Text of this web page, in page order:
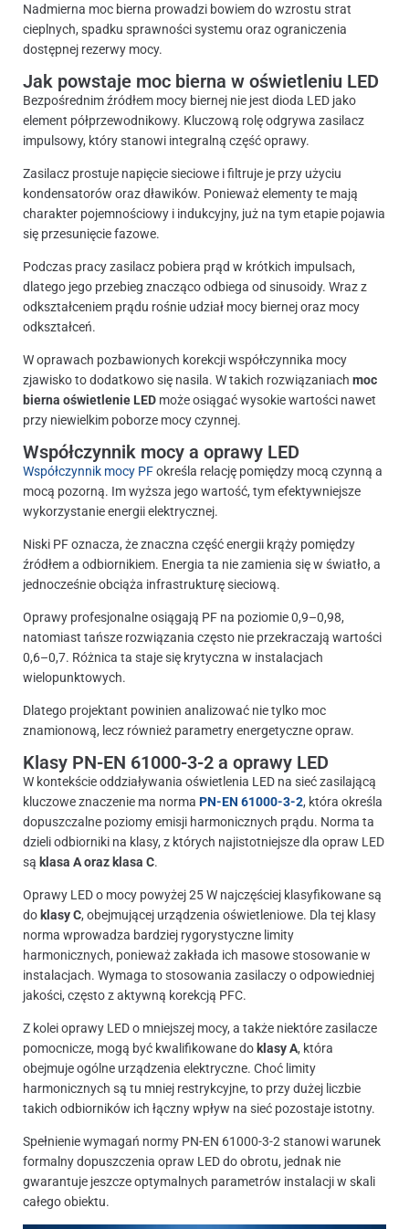
Nadmierna moc bierna prowadzi bowiem do wzrostu strat
cieplnych, spadku sprawności systemu oraz ograniczenia
dostępnej rezerwy mocy.
Jak powstaje moc bierna w oświetleniu LED
Bezpośrednim źródłem mocy biernej nie jest dioda LED jako
element półprzewodnikowy. Kluczową rolę odgrywa zasilacz
impulsowy, który stanowi integralną część oprawy.
Zasilacz prostuje napięcie sieciowe i filtruje je przy użyciu
kondensatorów oraz dławików. Ponieważ elementy te mają
charakter pojemnościowy i indukcyjny, już na tym etapie pojawia
się przesunięcie fazowe.
Podczas pracy zasilacz pobiera prąd w krótkich impulsach,
dlatego jego przebieg znacząco odbiega od sinusoidy. Wraz z
odkształceniem prądu rośnie udział mocy biernej oraz mocy
odkształceń.
W oprawach pozbawionych korekcji współczynnika mocy
zjawisko to dodatkowo się nasila. W takich rozwiązaniach moc
bierna oświetlenie LED może osiągać wysokie wartości nawet
przy niewielkim poborze mocy czynnej.
Współczynnik mocy a oprawy LED
Współczynnik mocy PFokreśla relację pomiędzy mocą czynną a
mocą pozorną. Im wyższa jego wartość, tym efektywniejsze
wykorzystanie energii elektrycznej.
Niski PF oznacza, że znaczna część energii krąży pomiędzy
źródłem a odbiornikiem. Energia ta nie zamienia się w światło, a
jednocześnie obciąża infrastrukturę sieciową.
Oprawy profesjonalne osiągają PF na poziomie 0,9–0,98,
natomiast tańsze rozwiązania często nie przekraczają wartości
0,6–0,7. Różnica ta staje się krytyczna w instalacjach
wielopunktowych.
Dlatego projektant powinien analizować nie tylko moc
znamionową, lecz również parametry energetyczne opraw.
Klasy PN-EN 61000-3-2 a oprawy LED
W kontekście oddziaływania oświetlenia LED na sieć zasilającą
kluczowe znaczenie ma norma PN-EN 61000-3-2, która określa
dopuszczalne poziomy emisji harmonicznych prądu. Norma ta
dzieli odbiorniki na klasy, z których najistotniejsze dla opraw LED
są klasa A oraz klasa C.
Oprawy LED o mocy powyżej 25 W najczęściej klasyfikowane są
do klasy C, obejmującej urządzenia oświetleniowe. Dla tej klasy
norma wprowadza bardziej rygorystyczne limity
harmonicznych, ponieważ zakłada ich masowe stosowanie w
instalacjach. Wymaga to stosowania zasilaczy o odpowiedniej
jakości, często z aktywną korekcją PFC.
Z kolei oprawy LED o mniejszej mocy, a także niektóre zasilacze
pomocnicze, mogą być kwalifikowane do klasy A, która
obejmuje ogólne urządzenia elektryczne. Choć limity
harmonicznych są tu mniej restrykcyjne, to przy dużej liczbie
takich odbiorników ich łączny wpływ na sieć pozostaje istotny.
Spełnienie wymagań normy PN-EN 61000-3-2 stanowi warunek
formalny dopuszczenia opraw LED do obrotu, jednak nie
gwarantuje jeszcze optymalnych parametrów instalacji w skali
całego obiektu.